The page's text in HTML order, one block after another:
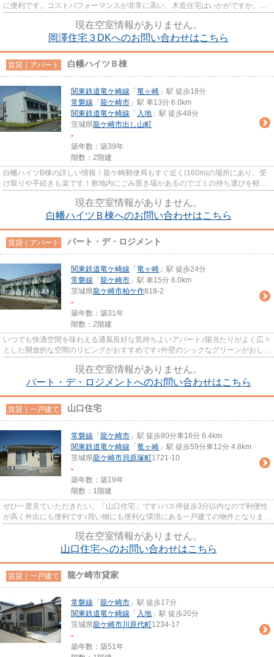
に便利です。コストパフォーマンスが非常に高い、木造住宅はいかがですか。落
現在空室情報がありません。
岡澤住宅３DKへのお問い合わせはこちら
賃貸｜アパート 白幡ハイツＢ棟
関東鉄道竜ケ崎線 「 竜ヶ崎 」駅 徒歩18分
常磐線 「 龍ケ崎市 」駅 車13分 6.0km
関東鉄道竜ケ崎線 「 入地 」駅 徒歩48分
茨城県龍ケ崎市出し山町
-
築年数：築39年
階数：2階建
白幡ハイツB棟の詳しい情報！龍ケ崎郵便局もすぐ近く(160m)の場所にあり、受
け取りや手続きも楽です！敷地内にごみ置き場があるのでゴミの持ち運びを軽減
現在空室情報がありません。
白幡ハイツＢ棟へのお問い合わせはこちら
賃貸｜アパート バート・デ・ロジメント
関東鉄道竜ケ崎線 「 竜ヶ崎 」駅 徒歩24分
常磐線 「 龍ケ崎市 」駅 車15分 6.0km
茨城県龍ケ崎市柏ケ作818-2
-
築年数：築31年
階数：2階建
いつでも快適空間を味わえる通風良好な気持ちよいアパート♪陽当たりがよく広々
とした開放的な空間のリビングがおすすめです♪外壁のシックなグリーンがおしゃ
現在空室情報がありません。
バート・デ・ロジメントへのお問い合わせはこちら
賃貸｜一戸建て 山口住宅
常磐線 「 龍ケ崎市 」駅 徒歩80分車16分 6.4km
関東鉄道竜ケ崎線 「 竜ヶ崎 」駅 徒歩59分車12分 4.8km
茨城県龍ケ崎市貝原塚町1721-10
-
築年数：築19年
階数：1階建
ぜひ一度見ていただきたい、「山口住宅」です♪バス停徒歩3分以内なので利便性
が高く外出にも便利です♪買い物にも便利な環境にある一戸建ての物件となりま
現在空室情報がありません。
山口住宅へのお問い合わせはこちら
賃貸｜一戸建て 龍ケ崎市貸家
常磐線 「 龍ケ崎市 」駅 徒歩17分
関東鉄道竜ケ崎線 「 入地 」駅 徒歩20分
茨城県龍ケ崎市川原代町1234-17
-
築年数：築51年